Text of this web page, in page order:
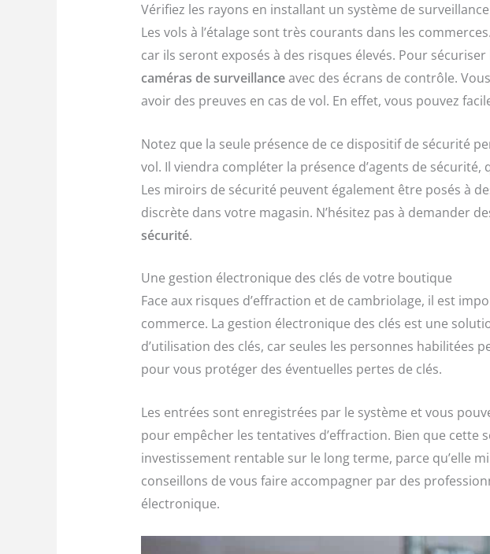
Vérifiez les rayons en installant un système de
Les vols à l’étalage sont très courants dans les
car ils seront exposés à des risques élevés. Pour
caméras de surveillanceavec des écrans de contrôle.
avoir des preuves en cas de vol. En effet, vous pouvez
Notez que la seule présence de ce dispositif de sécurité
vol. Il viendra compléter la présence d’agents de
Les miroirs de sécurité peuvent également être posés à
discrète dans votre magasin. N’hésitez pas à demander
sécurité.
Une gestion électronique des clés de votre boutique
Face aux risques d’effraction et de cambriolage, il est
commerce. La gestion électronique des clés est une
d’utilisation des clés, car seules les personnes habilitées
pour vous protéger des éventuelles pertes de clés.
Les entrées sont enregistrées par le système et vous
pour empêcher les tentatives d’effraction. Bien que
investissement rentable sur le long terme, parce qu’elle
conseillons de vous faire accompagner par des
électronique.